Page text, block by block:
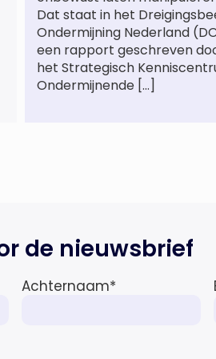
Dat staat in het
Ondermijning Nederland
een rapport geschreven
het Strategisch
Ondermijnende […]
de nieuwsbrief
Achternaam*